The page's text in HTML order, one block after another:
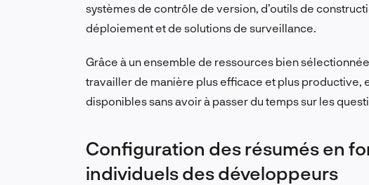
systèmes de contrôle de version, d’outils de
déploiement et de solutions de surveillance.
Grâce à un ensemble de ressources bien
travailler de manière plus efficace et plus productive,
disponibles sans avoir à passer du temps sur les
Configuration des résumés en
individuels des développeurs